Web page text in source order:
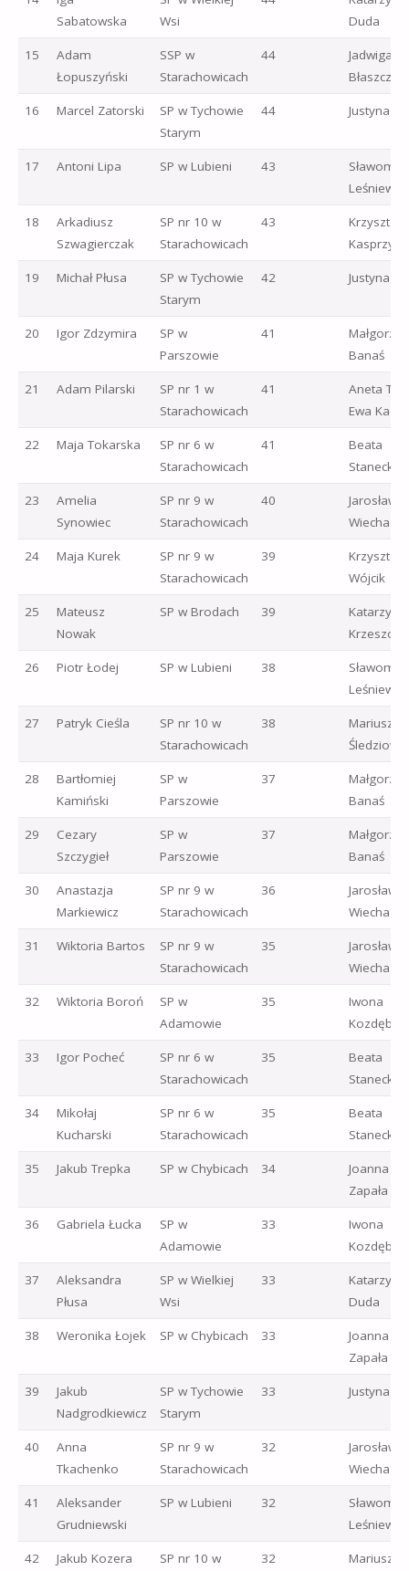
Sabatowska
Wsi
Duda
15
Adam
Łopuszyński
SSP w
Starachowicach
44
Jadwiga
Błaszczyk
16 Marcel Zatorski
SP w Tychowie
Starym
44 Justyna Jeż
17 Antoni Lipa SP w Lubieni 43
Sławomir
Leśniewski
18
Arkadiusz
Szwagierczak
SP nr 10 w
Starachowicach
43
Krzysztof
Kasprzyk
19 Michał Płusa
SP w Tychowie
Starym
42 Justyna Jeż
20 Igor Zdzymira
SP w
Parszowie
41
Banaś
21 Adam Pilarski
SP nr 1 w
Starachowicach
41
Aneta
Ewa
22 Maja Tokarska
SP nr 6 w
Starachowicach
41
Beata
Stanecka
23
Amelia
Synowiec
SP nr 9 w
Starachowicach
40
Jarosław
Wiecha
24 Maja Kurek
SP nr 9 w
Starachowicach
39
Krzysztof
Wójcik
25
Mateusz
Nowak
SP w Brodach 39
Katarzyna
26 Piotr Łodej SP w Lubieni 38
Sławomir
Leśniewski
27 Patryk Cieśla
SP nr 10 w
Starachowicach
38
Mariusz
28
Bartłomiej
Kamiński
SP w
Parszowie
37
Banaś
29
Cezary
Szczygieł
SP w
Parszowie
37
Banaś
30
Anastazja
Markiewicz
SP nr 9 w
Starachowicach
36
Jarosław
Wiecha
31 Wiktoria Bartos
SP nr 9 w
Starachowicach
35
Jarosław
Wiecha
32 Wiktoria Boroń
SP w
Adamowie
35
Iwona
Kozdęba
33 Igor Pocheć
SP nr 6 w
Starachowicach
35
Beata
Stanecka
34
Mikołaj
Kucharski
SP nr 6 w
Starachowicach
35
Beata
Stanecka
35 Jakub Trepka SP w Chybicach 34
Joanna
Zapała
36 Gabriela Łucka
SP w
Adamowie
33
Iwona
Kozdęba
37
Aleksandra
Płusa
SP w Wielkiej
Wsi
33
Katarzyna
Duda
38 Weronika Łojek SP w Chybicach 33
Joanna
Zapała
39
Jakub
Nadgrodkiewicz
SP w Tychowie
Starym
33 Justyna Jeż
40
Anna
Tkachenko
SP nr 9 w
Starachowicach
32
Jarosław
Wiecha
41
Aleksander
Grudniewski
SP w Lubieni 32
Sławomir
Leśniewski
42 Jakub Kozera
SP nr 10 w
32
Mariusz